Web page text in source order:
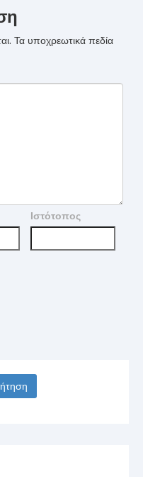
Τα υποχρεωτικά πεδία
Ιστότοπος